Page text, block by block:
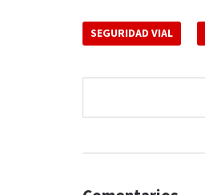
SEGURIDAD VIAL